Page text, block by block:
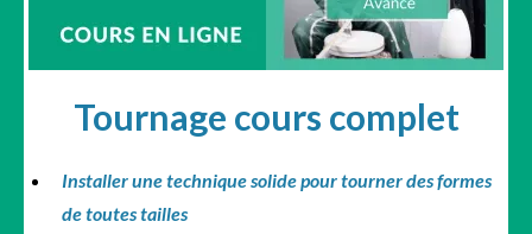
Tournage cours complet
Installer une technique solide pour tourner des formes
de toutes tailles